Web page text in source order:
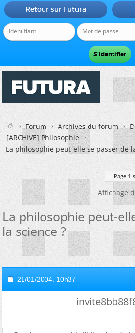
Retour sur Futura
Forum Archives du forum
[ARCHIVE] Philosophie
La philosophie peut-elle se passer de
Page 1
Affichage
La philosophie peut-
la science ?
21/01/2004, 10h37